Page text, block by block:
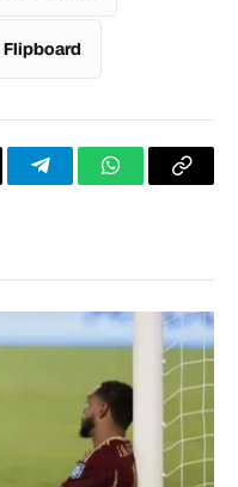
TelegramWhatsApp